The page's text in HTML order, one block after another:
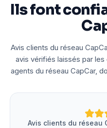
Ils font
Avis clients du réseau
avis vérifiés laissés par
agents du réseau CapCar,
Avis clients du réseau